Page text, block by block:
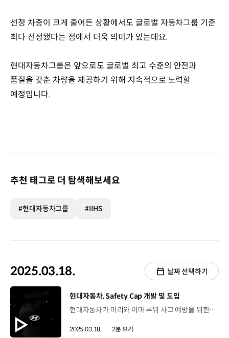
선정 차종이 크게 줄어든 상황에서도 글로벌 자동차그룹 기준
최다 선정됐다는 점에서 더욱 의미가 있는데요.
현대자동차그룹은 앞으로도 글로벌 최고 수준의 안전과
품질을 갖춘 차량을 제공하기 위해 지속적으로 노력할
예정입니다.
추천 태그로 더 탐색해보세요
#현대자동차그룹 #IIHS
2025.03.18. 날짜 선택하기
[동영상]
현대자동차, Safety Cap 개발 및 도입
현대자동차가 머리와 이마 부위 사고 예방을 위한 ‘Safety Cap’을 개발하고 하이테크센터에 도입했습니다. 하이테크센터는 ‘리프트 작업’과 ‘위보기 작업’이 많아 정비 작업 중 머리와 이마 부위를 부딪힐 확률이 높은 편인데요. 현대자동차는 기존 경안전모의 안전성을 높이고, 착용감도 개선한 Safety Cap을 개발하고 특허를 출원했습니다. Safety Cap의 외피에는 오토바이 슈트에 쓰이는 내구성 높은 OMEGA MESH 원단을 활용했으며, 내피에는 고밀도 EVA 수지를 사용해 외부 충격을 흡수할 수 있도록 제작했습니다. 또한, 작업자의 원활한 시야 확보를 위해 모자의 챙 길이를 줄이고, 내피의 통풍 기능성을 확보하는 등 현장 안전보건담당자의 목소리를 세심하게 반영했습니다. 박성근 서비스수석엔지니어 / 고양하이테크센터 차량서비스팀센터에서 리프트 작업이 상당히 많고 머리 부위가 위험에 많이 노출되어 있는데 이번 Safety Cap에 대한 현장의 반응도 좋고 실질적인 사고 예방도 이루어지고 있습니다. 강봉묵 매니저 / 고양하이테크센터 비즈니스운영팀지난주에 Safety Cap을 착용하고 현장 점검을 하던 중 모서리 부위에 이쪽 머리를 세게 부딪힌 일이 있었는데 아무런 외상이 없어서 효과를 다시 한번 체감하게 되었습니다. 현대자동차는 앞으로도 신기술을 접목한 안전 아이템을 지속적으로 개발하고 현장에 적용할 예정입니다.
2025.03.18. 2분 보기